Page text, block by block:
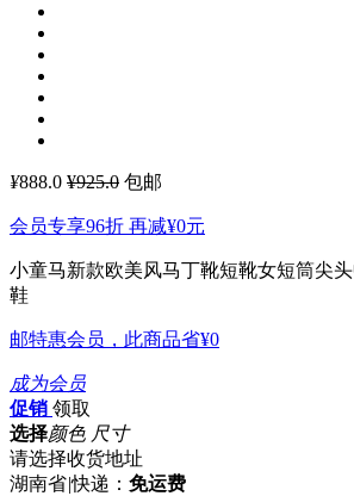
¥888.0 ¥925.0 包邮
会员专享96折 再减¥0元
小童马新款欧美风马丁靴短靴女短筒尖
鞋
邮特惠会员，此商品省¥0
成为会员
促销 领取
选择颜色 尺寸
请选择收货地址
湖南省|快递： 免运费